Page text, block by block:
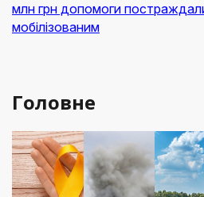
млн грн допомоги
мобілізованим
Головне